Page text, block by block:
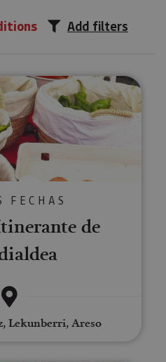
Add filters
Mercado Itinerante de
FECHAS
de
Lekunberri, Areso